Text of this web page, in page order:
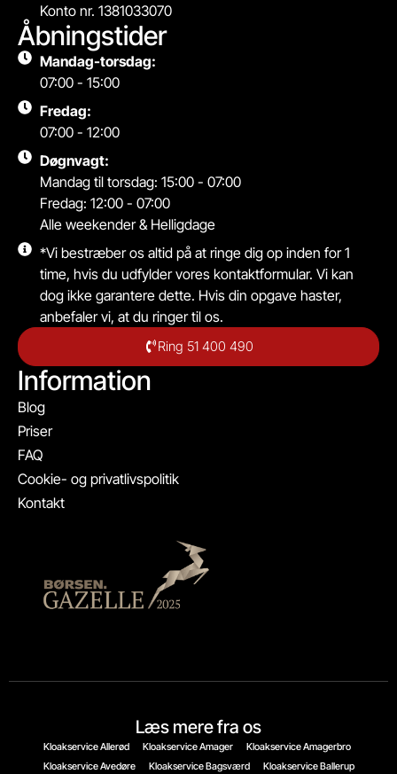
Konto nr. 1381033070
Åbningstider
Mandag-torsdag:
07:00 - 15:00
Fredag:
07:00 - 12:00
Døgnvagt:
Mandag til torsdag: 15:00 - 07:00
Fredag: 12:00 - 07:00
Alle weekender & Helligdage
*Vi bestræber os altid på at ringe dig op inden for 1
time, hvis du udfylder vores kontaktformular. Vi kan
dog ikke garantere dette. Hvis din opgave haster,
anbefaler vi, at du ringer til os.
Ring 51 400 490
Information
Blog
Priser
FAQ
Cookie- og privatlivspolitik
Kontakt
Læs mere fra os
Kloakservice Allerød Kloakservice Amager
Kloakservice Amagerbro
Kloakservice Avedøre
Kloakservice Bagsværd
Kloakservice Ballerup